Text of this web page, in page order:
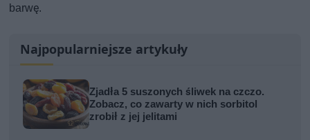
barwę.
Najpopularniejsze artykuły
Zjadła 5 suszonych śliwek na czczo.
Zobacz, co zawarty w nich sorbitol
zrobił z jej jelitami